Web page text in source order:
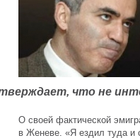
что не
О своей фактической
в Женеве. «Я ездил туда